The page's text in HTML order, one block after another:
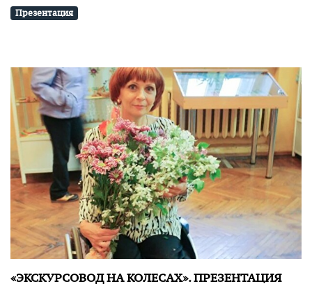
Презентация
«ЭКСКУРСОВОД НА КОЛЕСАХ». ПРЕЗЕНТАЦИЯ